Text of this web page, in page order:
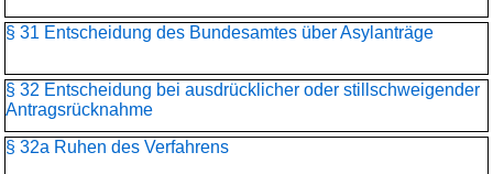
§ 31 Entscheidung des Bundesamtes über Asylanträge
§ 32 Entscheidung bei ausdrücklicher oder stillschweigender
Antragsrücknahme
§ 32a Ruhen des Verfahrens